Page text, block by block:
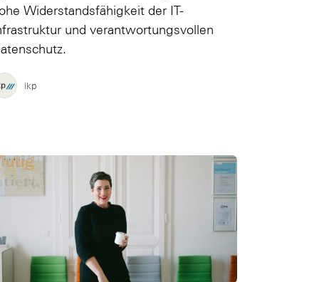
Widerstandsfähigkeit der IT-
und verantwortungsvollen
ikp